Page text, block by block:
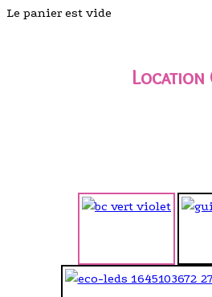
Le panier est vide
Location